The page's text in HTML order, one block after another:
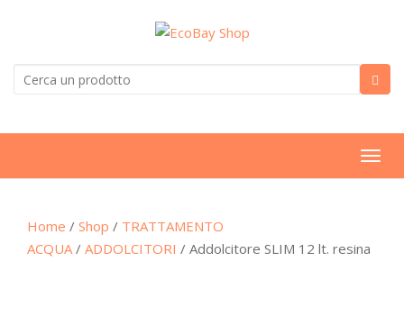
T
o
Home / Shop / TRATTAMENTO
ACQUA/ ADDOLCITORI / Addolcitore SLIM 12 lt. resina